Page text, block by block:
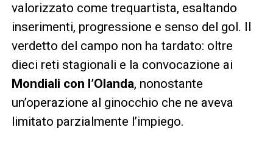
valorizzato come trequartista, esaltando
inserimenti, progressione e senso del gol. Il
verdetto del campo non ha tardato: oltre
dieci reti stagionali e la convocazione ai
Mondiali con l’Olanda, nonostante
un’operazione al ginocchio che ne aveva
limitato parzialmente l’impiego.